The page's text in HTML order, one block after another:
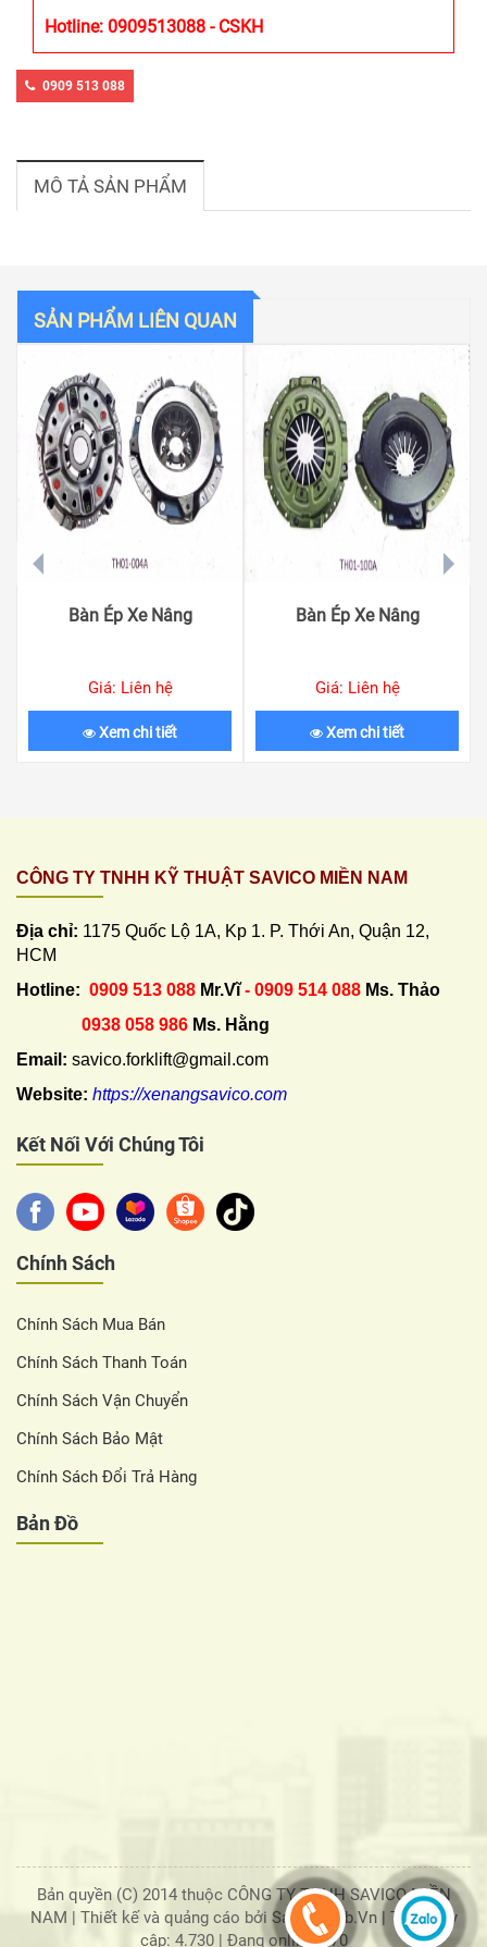
Hotline: 0909513088 - CSKH
0909 513 088
MÔ TẢ SẢN PHẨM
SẢN PHẨM LIÊN QUAN
Bàn Ép Xe Nâng
Giá: Liên hệ
Xem chi tiết
Bàn Ép Xe Nâng
Giá: Liên hệ
Xem chi tiết
prev next
CÔNG TY TNHH KỸ THUẬT SAVICO MIỀN NAM
Địa chỉ: 1175 Quốc Lộ 1A, Kp 1. P. Thới An, Quận 12,
HCM
Hotline: 0909 513 088 Mr.Vĩ- 0909 514 088 Ms. Thảo
0938 058 986 Ms. Hằng
Email: savico.forklift@gmail.com
Website: https://xenangsavico.com
Kết Nối Với Chúng Tôi
Chính Sách
Chính Sách Mua Bán
Chính Sách Thanh Toán
Chính Sách Vận Chuyển
Chính Sách Bảo Mật
Chính Sách Đổi Trả Hàng
Bản Đồ
Bản quyền (C) 2014 thuộc CÔNG TY TNHH SAVICO MIỀN
NAM | Thiết kế và quảng cáo bởi SaigonWeb.Vn | Tổng truy
cập: 4.730| Đang online: 170